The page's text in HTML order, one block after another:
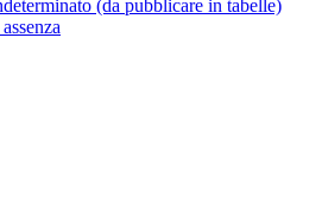
(da pubblicare in tabelle)